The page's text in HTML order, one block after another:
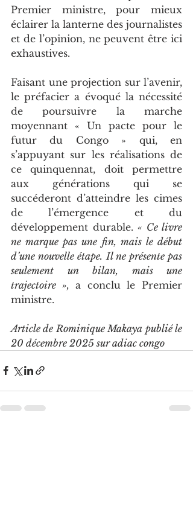
Premier ministre, pour mieux
éclairer la lanterne des journalistes
et de l’opinion, ne peuvent être ici
exhaustives.
Faisant une projection sur l’avenir,
le préfacier a évoqué la nécessité
de poursuivre la marche
moyennant « Un pacte pour le
futur du Congo » qui, en
s’appuyant sur les réalisations de
ce quinquennat, doit permettre
aux générations qui se
succéderont d’atteindre les cimes
de l’émergence et du
développement durable. « Ce livre
ne marque pas une fin, mais le début
d’une nouvelle étape. Il ne présente pas
seulement un bilan, mais une
trajectoire », a conclu le Premier
ministre.
Article de Rominique Makaya publié le
20 décembre 2025 sur adiac congo